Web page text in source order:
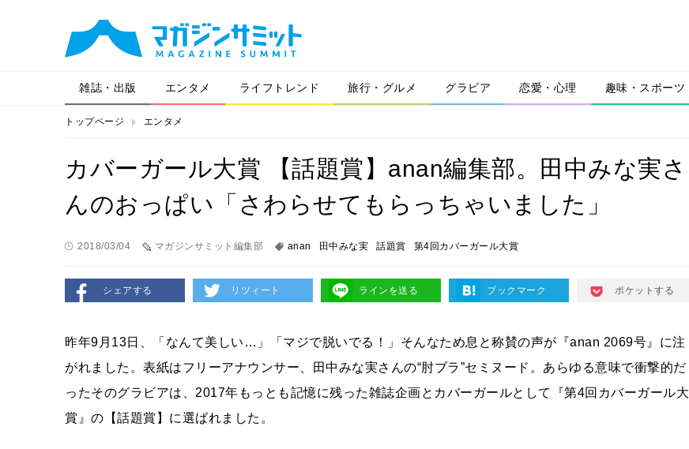
雑誌・出版 エンタメ ライフトレンド 旅行・グルメ グラビア 恋愛・心理 趣味・スポーツ
トップページ エンタメ
カバーガール大賞 【話題賞】anan編集部。田中みな実さ
んのおっぱい「さわらせてもらっちゃいました」
2018/03/04 マガジンサミット編集部 anan 田中みな実 話題賞 第4回カバーガール大賞
シェアする リツィート ラインを送る ブックマーク ポケットする
昨年9月13日、「なんて美しい…」「マジで脱いでる！」そんなため息と称賛の声が『anan 2069号』に注
がれました。表紙はフリーアナウンサー、田中みな実さんの“肘ブラ”セミヌード。あらゆる意味で衝撃的だ
ったそのグラビアは、2017年もっとも記憶に残った雑誌企画とカバーガールとして『第4回カバーガール大
賞』の【話題賞】に選ばれました。